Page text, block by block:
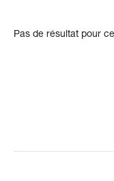
Pas de résultat pour